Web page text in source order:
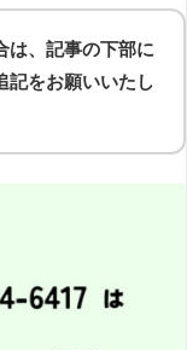
は、記事の下部に
記をお願いいたし